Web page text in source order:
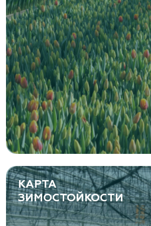
Zaxriddin Flower
Ташкентская область,
Канимаева, д. 9
«ЁЛЫ-ПАЛЫ», питомник
растений
Самарская область, с.
Фермерская 14 А
(8482) 650 010
www.yoly-paly.ru
«ВЕНЕВ» питомник
КАРТА
ЗИМОСТОЙКОСТИ